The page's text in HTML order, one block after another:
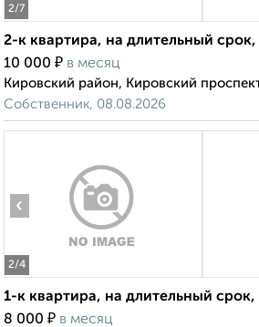
2/7
2-к квартира, на длительный
10 000 ₽ в месяц
Кировский район, Кировский
Собственник, 08.08.2026
2/4
‹
1-к квартира, на длительный
8 000 ₽ в месяц